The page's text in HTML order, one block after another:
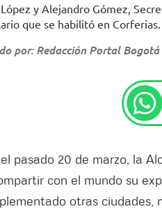
y Alejandro Gómez,
que se habilitó en Corferias.
por: Redacción Portal Bogotá
pasado 20 de marzo, la
con el mundo su
otras ciudades,